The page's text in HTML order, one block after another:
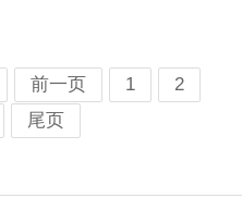
前一页 1
2
尾页